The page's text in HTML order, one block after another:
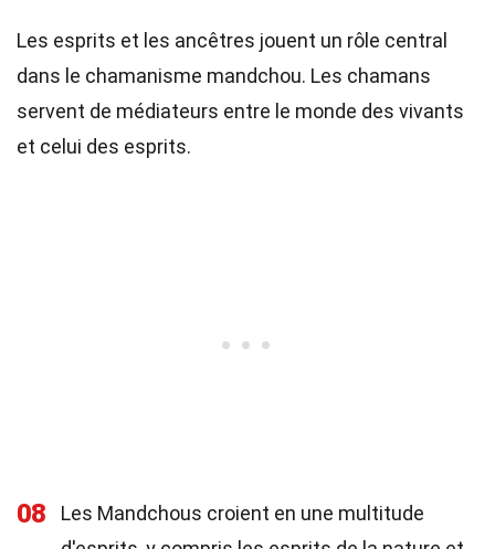
Les esprits et les ancêtres jouent un rôle central
dans le chamanisme mandchou. Les chamans
servent de médiateurs entre le monde des vivants
et celui des esprits.
08
Les Mandchous croient en une multitude